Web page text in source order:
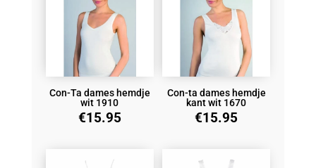
Con-Ta dames hemdje
wit 1910
€15.95
Con-ta dames hemdje
kant wit 1670
€15.95